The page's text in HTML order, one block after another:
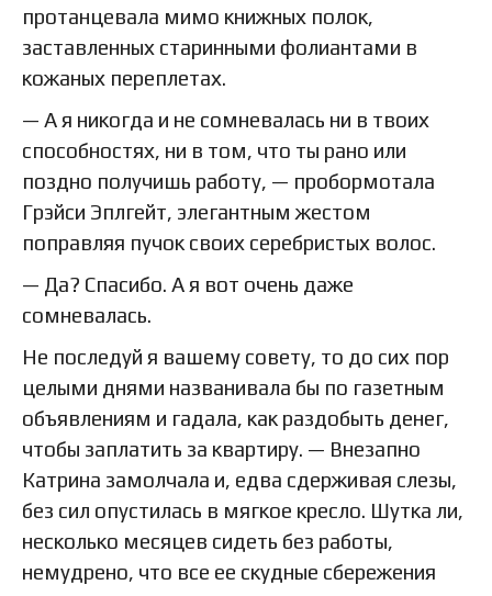
протанцевала мимо книжных полок,
заставленных старинными фолиантами в
кожаных переплетах.
— А я никогда и не сомневалась ни в твоих
способностях, ни в том, что ты рано или
поздно получишь работу, — пробормотала
Грэйси Эплгейт, элегантным жестом
поправляя пучок своих серебристых волос.
— Да? Спасибо. А я вот очень даже
сомневалась.
Не последуй я вашему совету, то до сих пор
целыми днями названивала бы по газетным
объявлениям и гадала, как раздобыть денег,
чтобы заплатить за квартиру. — Внезапно
Катрина замолчала и, едва сдерживая слезы,
без сил опустилась в мягкое кресло. Шутка ли,
несколько месяцев сидеть без работы,
немудрено, что все ее скудные сбережения